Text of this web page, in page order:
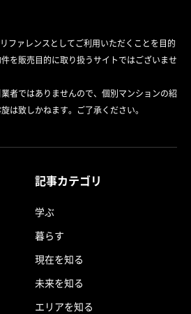
ファレンスとしてご利用いただくことを目的
を販売目的に取り扱うサイトではございませ
者ではありませんので、個別マンションの紹
は致しかねます。ご了承ください。
記事カテゴリ
学ぶ
暮らす
現在を知る
未来を知る
エリアを知る